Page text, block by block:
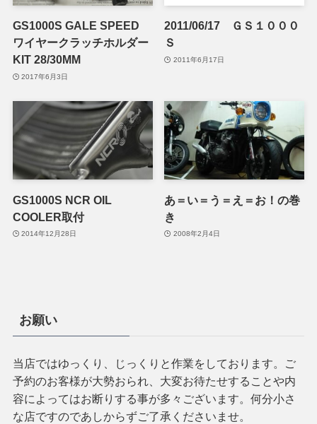
GS1000S GALE SPEED
ワイヤークラッチホルダー
KIT 28/30MM
2017年6月3日
2011/06/17 ＧＳ１０００
Ｓ
2011年6月17日
GS1000S NCR OIL
COOLER取付
2014年12月28日
あ＝い＝う＝え＝お！の巻
き
2008年2月4日
お願い
当店ではゆっくり、じっくりと作業をしております。ご
予約のお客様が大勢おられ、大変お待たせすることや内
容によってはお断りする事が多々ございます。何分小さ
な店ですのであしからずご了承くださいませ。